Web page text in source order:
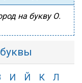
на букву О.
И Й К
Л